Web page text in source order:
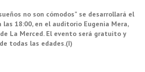
no son cómodos” se desarrollará el
las 18:00, en el auditorio Eugenia Mera,
La Merced. El evento será gratuito y
todas las edades.(I)